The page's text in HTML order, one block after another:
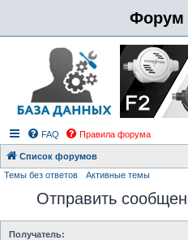
Форум
FAQ Правила форума
Список форумов
Темы без ответов Активные темы
Отправить
Получатель: